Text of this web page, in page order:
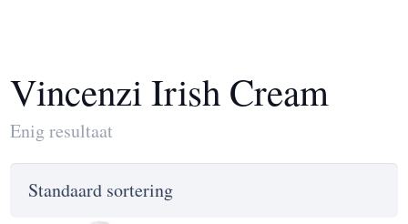
Vincenzi Irish Cream
Enig resultaat